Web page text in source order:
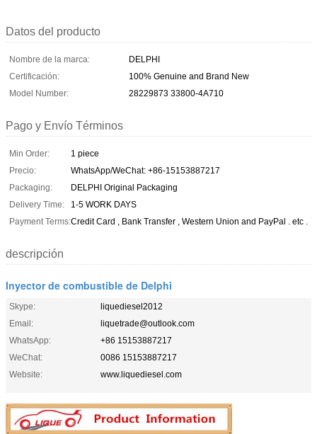
Datos del producto
Nombre de la marca:
DELPHI
Certificación:
100% Genuine and Brand New
Model Number:
28229873 33800-4A710
Pago y Envío Términos
Min Order:
1 piece
Precio:
WhatsApp/WeChat: +86-15153887217
Packaging:
DELPHI Original Packaging
Delivery Time:
1-5 WORK DAYS
Payment Terms:Credit Card , Bank Transfer , Western Union and PayPal . etc .
descripción
Inyector de combustible de Delphi
Skype:
liquediesel2012
Email:
liquetrade@outlook.com
WhatsApp:
+86 15153887217
WeChat:
0086 15153887217
Website:
www.liquediesel.com